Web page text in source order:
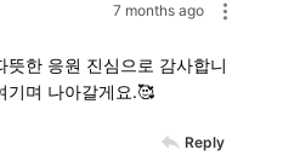
7 months ago
뜻한 응원 진심으로 감사합니
기며 나아갈게요.🥰
Reply